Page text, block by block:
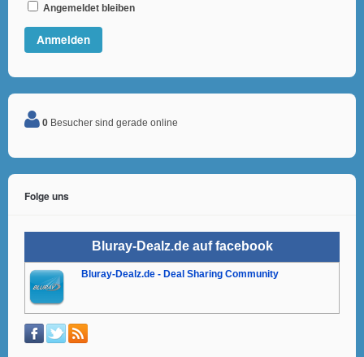
Angemeldet bleiben
0 Besucher sind gerade online
Folge uns
Bluray-Dealz.de auf facebook
Bluray-Dealz.de - Deal Sharing Community